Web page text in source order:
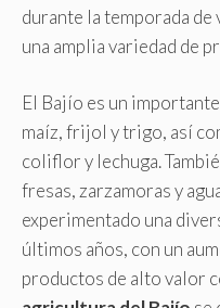
durante la temporada
una amplia variedad de
El Bajío es un
maíz, frijol y trigo, así
coliflor y lechuga.
fresas, zarzamoras y
experimentado una
últimos años, con un
productos de alto valor